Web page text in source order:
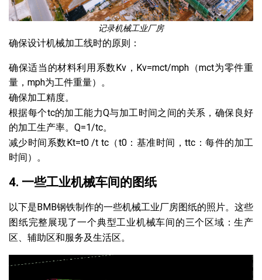
记录机械工业厂房
确保设计机械加工线时的原则：
确保适当的材料利用系数Kv，Kv=mct/mph（mct为零件重
量，mph为工件重量）。
确保加工精度。
根据每个tc的加工能力Q与加工时间之间的关系，确保良好
的加工生产率。Q=1/tc。
减少时间系数Kt=t0 /t tc（t0：基准时间，ttc：每件的加工
时间）。
4. 一些工业机械车间的图纸
以下是BMB钢铁制作的一些机械工业厂房图纸的照片。这些
图纸完整展现了一个典型工业机械车间的三个区域：生产
区、辅助区和服务及生活区。